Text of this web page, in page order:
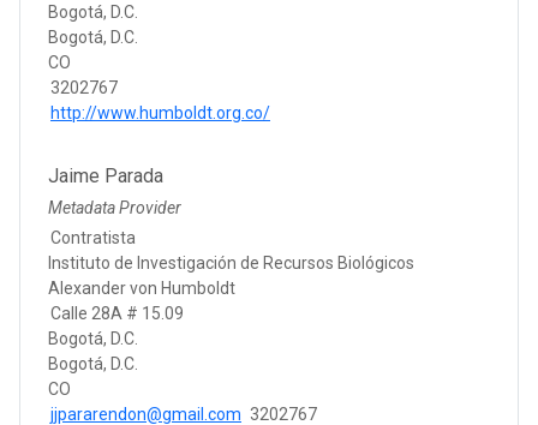
Bogotá, D.C.
Bogotá, D.C.
CO
3202767
http://www.humboldt.org.co/
Jaime Parada
Metadata Provider
Contratista
Instituto de Investigación de Recursos Biológicos
Alexander von Humboldt
Calle 28A # 15.09
Bogotá, D.C.
Bogotá, D.C.
CO
jjpararendon@gmail.com 3202767